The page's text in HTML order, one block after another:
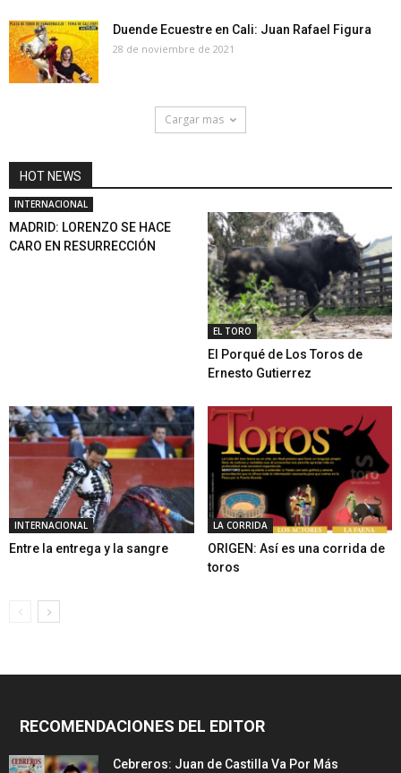
Duende Ecuestre en Cali: Juan Rafael Figura
28 de noviembre de 2021
Cargar mas
HOT NEWS
INTERNACIONAL
MADRID: LORENZO SE HACE
CARO EN RESURRECCIÓN
EL TORO
El Porqué de Los Toros de
Ernesto Gutierrez
INTERNACIONAL
Entre la entrega y la sangre
LA CORRIDA
ORIGEN: Así es una corrida de
toros
RECOMENDACIONES DEL EDITOR
Cebreros: Juan de Castilla Va Por Más